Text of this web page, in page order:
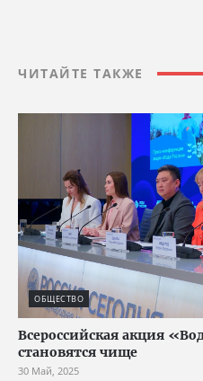
ЧИТАЙТЕ ТАКЖЕ
ОБЩЕСТВО
Всероссийская акция
становятся чище
30 Май, 2025